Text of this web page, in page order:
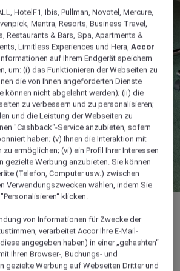
HotelF1, Ibis, Pullman, Novotel, Mercure,
Mantra, Resorts, Business Travel,
Restaurants & Bars, Spa, Apartments &
Limitless Experiences und Hera,Accor
auf Ihrem Endgerät speichern
um: (i) das Funktionieren der Webseiten zu
die von Ihnen angeforderten Dienste
können nicht abgelehnt werden); (ii) die
zu verbessern und zu personalisieren;
und die Leistung der Webseiten zu
"Cashback“-Service anzubieten, sofern
haben; (v) Ihnen die Interaktion mit
ermöglichen; (vi) ein Profil Ihrer Interessen
gezielte Werbung anzubieten. Sie können
(Telefon, Computer usw.) zwischen
Verwendungszwecken wählen, indem Sie
klicken.
von Informationen für Zwecke der
verarbeitet Accor Ihre E-Mail-
angegeben haben) in einer „gehashten“
Ihren Browser-, Buchungs- und
gezielte Werbung auf Webseiten Dritter und